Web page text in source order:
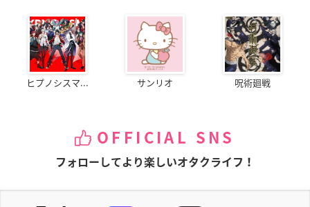
ヒプノシスマ... サンリオ 呪術廻戦
OFFICIAL SNS
フォローしてより楽しいオタクライフ！